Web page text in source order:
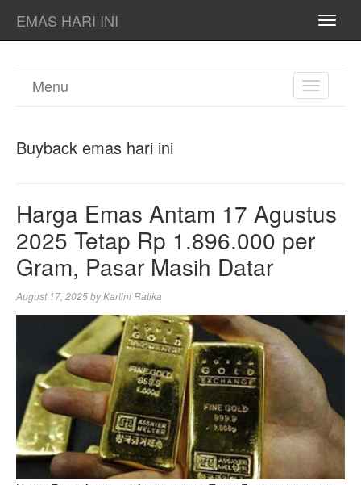
EMAS HARI INI
TOGGLE
Menu
Buyback emas hari ini
Harga Emas Antam 17 Agustus
2025 Tetap Rp 1.896.000 per
Gram, Pasar Masih Datar
August 17, 2025byKartini Ratika